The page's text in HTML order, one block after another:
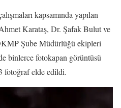
kapsamında yapılan
Karataş, Dr. Şafak Bulut ve
Şube Müdürlüğü ekipleri
binlerce fotokapan görüntüsü
fotoğraf elde edildi.